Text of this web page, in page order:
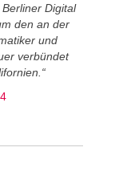
Digital
den an der
und
verbündet